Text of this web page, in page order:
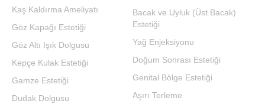
Kaş Kaldırma Ameliyatı
Göz Kapağı Estetiği
Göz Altı Işık Dolgusu
Kepçe Kulak Estetiği
Gamze Estetiği
Dudak Dolgusu
Bacak ve Uyluk (Üst Bacak)
Estetiği
Yağ Enjeksiyonu
Doğum Sonrası Estetiği
Genital Bölge Estetiği
Aşırı Terleme